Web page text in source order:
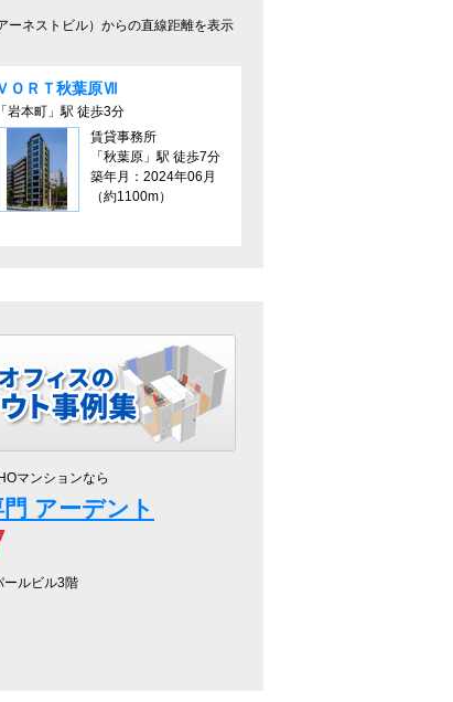
ーネストビル）からの直線距離を表示
ＯＲＴ秋葉原Ⅶ
「岩本町」駅 徒歩3分
賃貸事務所
「秋葉原」駅 徒歩7分
築年月：2024年06月
（約1100m）
マンションなら
アーデント
ールビル3階